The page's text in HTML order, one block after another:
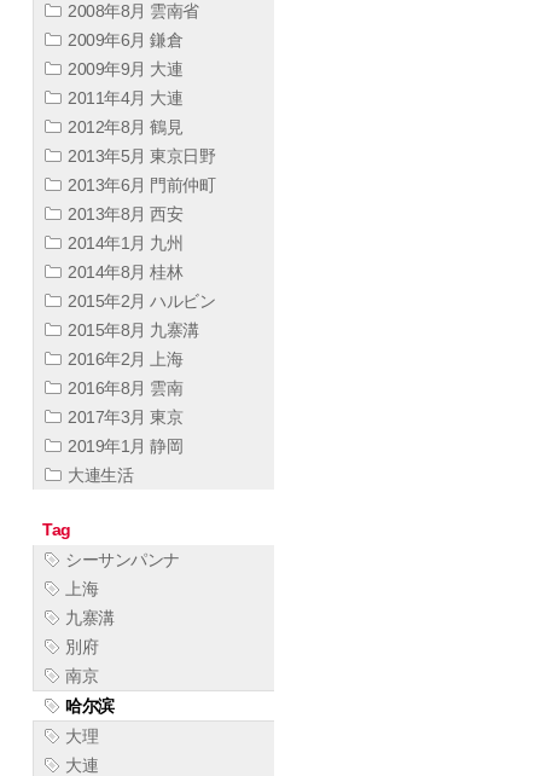
2008年8月 雲南省
2009年6月 鎌倉
2009年9月 大連
2011年4月 大連
2012年8月 鶴見
2013年5月 東京日野
2013年6月 門前仲町
2013年8月 西安
2014年1月 九州
2014年8月 桂林
2015年2月 ハルビン
2015年8月 九寨溝
2016年2月 上海
2016年8月 雲南
2017年3月 東京
2019年1月 静岡
大連生活
Tag
シーサンパンナ
上海
九寨溝
別府
南京
哈尔滨
大理
大連